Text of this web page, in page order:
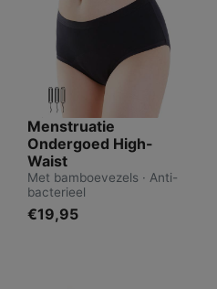
Menstruatie
Ondergoed High-
Waist
Met bamboevezels · Anti-
bacterieel
€19,95